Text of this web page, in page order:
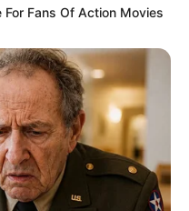
Fans Of Action Movies